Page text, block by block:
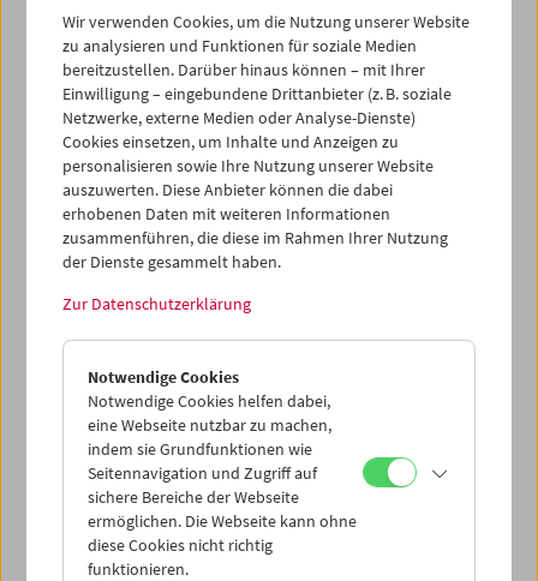
27
29 31
02
03
04 05 06 07 08
iCalender
Programmheft-PDF
English language or subtitles
< Vorherige Woche
Mo 13.10.
Di 14.10.
Mi 15.10.
Do 16.10.
Wir verwenden Cookies, um die Nutzung unserer Website
zu analysieren und Funktionen für soziale Medien
bereitzustellen. Darüber hinaus können – mit Ihrer
Einwilligung – eingebundene Drittanbieter (z. B. soziale
Netzwerke, externe Medien oder Analyse-Dienste)
Cookies einsetzen, um Inhalte und Anzeigen zu
personalisieren sowie Ihre Nutzung unserer Website
auszuwerten. Diese Anbieter können die dabei
erhobenen Daten mit weiteren Informationen
zusammenführen, die diese im Rahmen Ihrer Nutzung
der Dienste gesammelt haben.
Zur Datenschutzerklärung
Notwendige Cookies
Notwendige Cookies helfen dabei,
eine Webseite nutzbar zu machen,
indem sie Grundfunktionen wie
Seitennavigation und Zugriff auf
sichere Bereiche der Webseite
ermöglichen. Die Webseite kann ohne
diese Cookies nicht richtig
funktionieren.